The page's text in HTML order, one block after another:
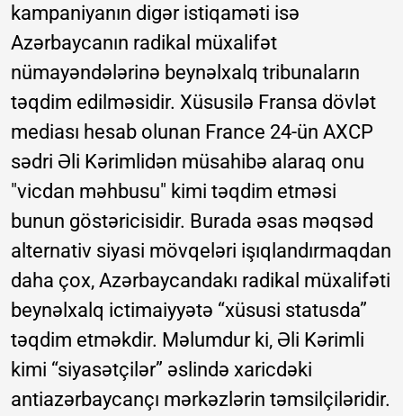
kampaniyanın digər istiqaməti isə
Azərbaycanın radikal müxalifət
nümayəndələrinə beynəlxalq tribunaların
təqdim edilməsidir. Xüsusilə Fransa dövlət
mediası hesab olunan France 24-ün AXCP
sədri Əli Kərimlidən müsahibə alaraq onu
"vicdan məhbusu" kimi təqdim etməsi
bunun göstəricisidir. Burada əsas məqsəd
alternativ siyasi mövqeləri işıqlandırmaqdan
daha çox, Azərbaycandakı radikal müxalifəti
beynəlxalq ictimaiyyətə “xüsusi statusda”
təqdim etməkdir. Məlumdur ki, Əli Kərimli
kimi “siyasətçilər” əslində xaricdəki
antiazərbaycançı mərkəzlərin təmsilçiləridir.